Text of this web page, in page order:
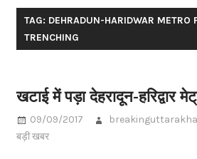
TAG: DEHRADUN-HARIDWAR METRO
TRENCHING
खटाई में पड़ा देहरादून-हरिद्वार
09/09/2017
बड़ी खबर